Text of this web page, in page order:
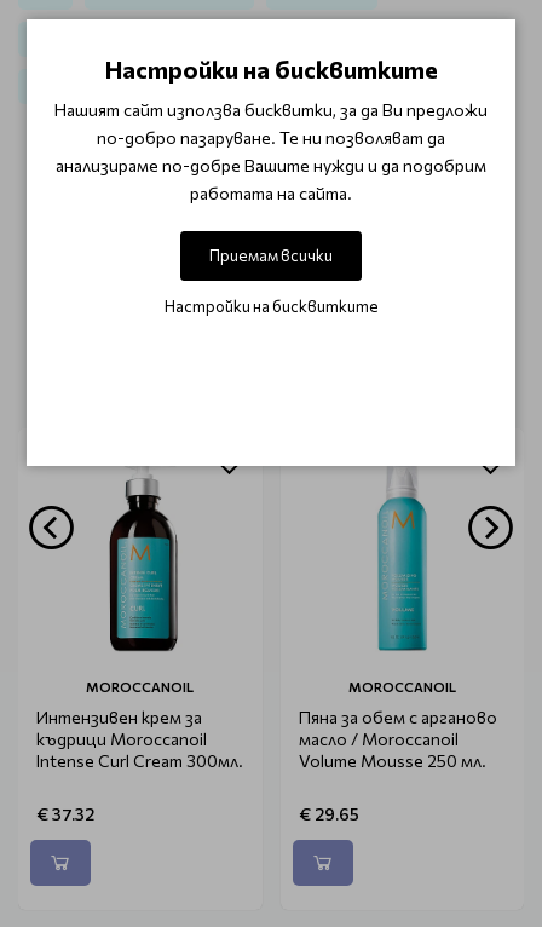
Moroccanoil Промоции
ОТЗИВИ (0)
Този продукт няма отзиви.
НАПИШЕТЕ ОТЗИВ
MOROCCANOIL
Интензивен крем за
къдрици Moroccanoil
Intense Curl Cream 300мл.
€ 37.32
MOROCCANOIL
Пяна за обем с арганово
масло / Moroccanoil
Volume Mousse 250 мл.
€ 29.65
Настройки на бисквитките
Нашият сайт използва бисквитки, за да Ви предложи
по-добро пазаруване. Те ни позволяват да
анализираме по-добре Вашите нужди и да подобрим
работата на сайта.
Приемам всички
Настройки на бисквитките